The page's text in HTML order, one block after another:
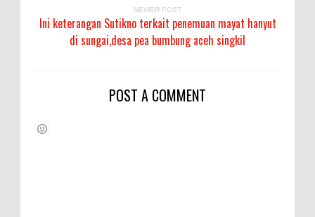
NEWER POST
Ini keterangan Sutikno terkait penemuan mayat hanyut
di sungai,desa pea bumbung aceh singkil
POST A COMMENT